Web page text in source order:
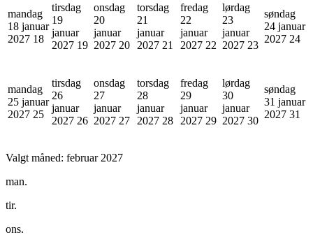
mandag
18 januar
2027 18
tirsdag
19
januar
2027 19
onsdag
20
januar
2027 20
torsdag
21
januar
2027 21
fredag
22
januar
2027 22
lørdag
23
januar
2027 23
søndag
24 januar
2027 24
mandag
25 januar
2027 25
tirsdag
26
januar
2027 26
onsdag
27
januar
2027 27
torsdag
28
januar
2027 28
fredag
29
januar
2027 29
lørdag
30
januar
2027 30
søndag
31 januar
2027 31
Valgt måned: februar 2027
man.
tir.
ons.